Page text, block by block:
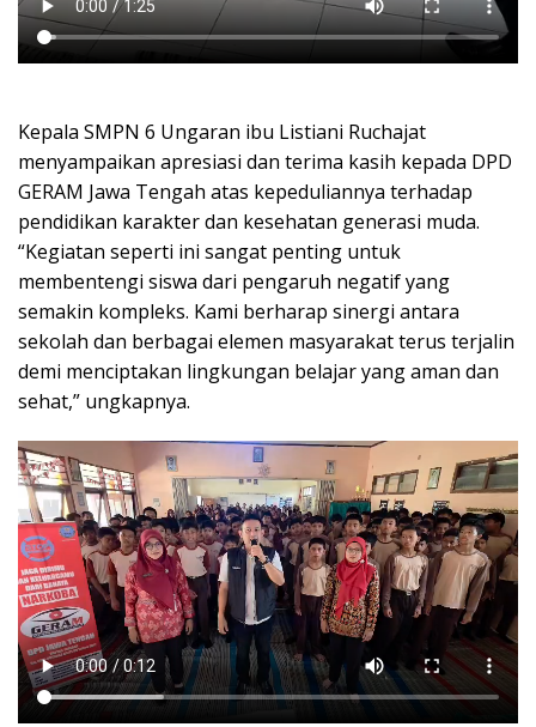
Kepala SMPN 6 Ungaran ibu Listiani Ruchajat
menyampaikan apresiasi dan terima kasih kepada DPD
GERAM Jawa Tengah atas kepeduliannya terhadap
pendidikan karakter dan kesehatan generasi muda.
“Kegiatan seperti ini sangat penting untuk
membentengi siswa dari pengaruh negatif yang
semakin kompleks. Kami berharap sinergi antara
sekolah dan berbagai elemen masyarakat terus terjalin
demi menciptakan lingkungan belajar yang aman dan
sehat,” ungkapnya.